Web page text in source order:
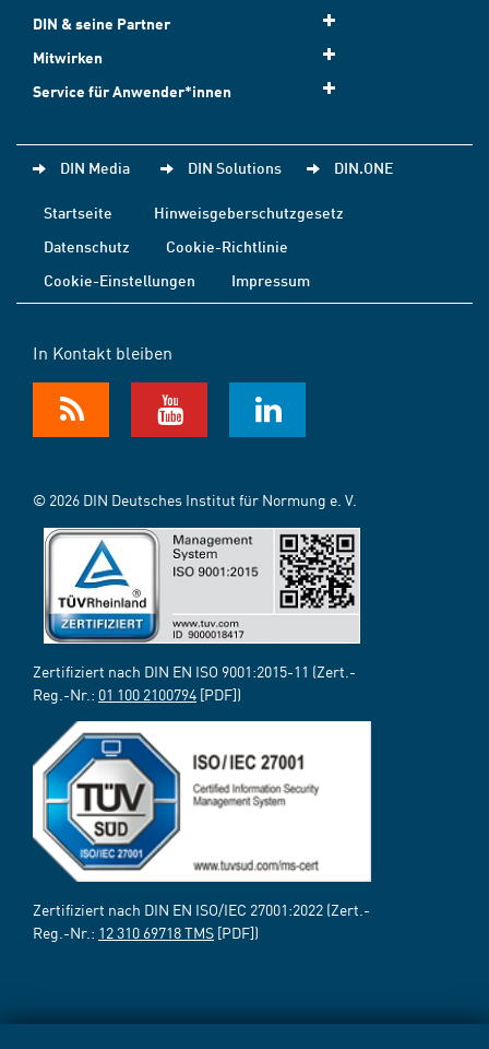
DIN & seine Partner
Mitwirken
Service für Anwender*innen
DIN Media DIN Solutions DIN.ONE
Startseite
Hinweisgeberschutzgesetz
Datenschutz
Cookie-Richtlinie
Cookie-Einstellungen
Impressum
In Kontakt bleiben
© 2026 DIN Deutsches Institut für Normung e. V.
Zertifiziert nach DIN EN ISO 9001:2015-11 (Zert.-
Reg.-Nr.: 01 100 2100794 [PDF])
Zertifiziert nach DIN EN ISO/IEC 27001:2022 (Zert.-
Reg.-Nr.: 12 310 69718 TMS [PDF])